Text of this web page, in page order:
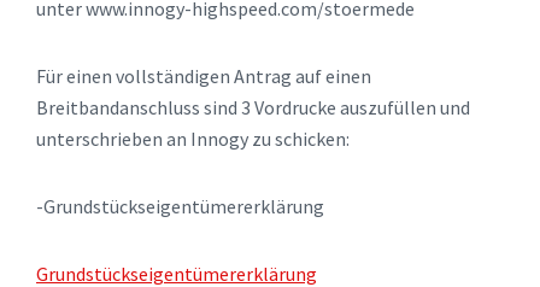
unter www.innogy-highspeed.com/stoermede
Für einen vollständigen Antrag auf einen
Breitbandanschluss sind 3 Vordrucke auszufüllen und
unterschrieben an Innogy zu schicken:
-Grundstückseigentümererklärung
Grundstückseigentümererklärung